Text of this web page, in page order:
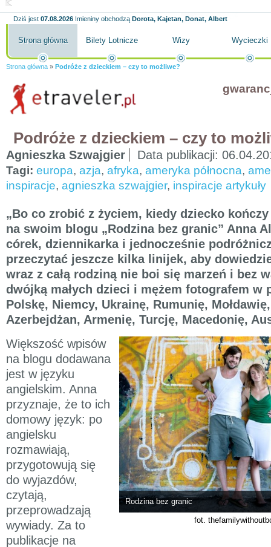
Dziś jest 07.08.2026 Imieniny obchodzą Dorota, Kajetan, Donat, Albert
Strona główna Bilety Lotnicze Wizy Wycieczki
Strona główna » Podróże z dzieckiem – czy to możliwe?
Podróże z dzieckiem – czy to
Agnieszka Szwajgier Data publikacji:
Tagi: europa, azja, afryka, ameryka północna,
inspiracje, agnieszka szwajgier, inspiracje artykuły
„Bo co zrobić z życiem, kiedy dziecko
na swoim blogu „Rodzina bez granic” Anna
córek, dziennikarka i jednocześnie
przeczytać jeszcze kilka linijek, aby
wraz z całą rodziną nie boi się marzeń i bez
dwójką małych dzieci i mężem fotografem w
Polskę, Niemcy, Ukrainę, Rumunię,
Azerbejdżan, Armenię, Turcję, Macedonię,
Rodzina bez granic
fot.
Większość wpisów
na blogu dodawana
jest w języku
angielskim. Anna
przyznaje, że to ich
domowy język: po
angielsku
rozmawiają,
przygotowują się
do wyjazdów,
czytają,
przeprowadzają
wywiady. Za to
publikacje na